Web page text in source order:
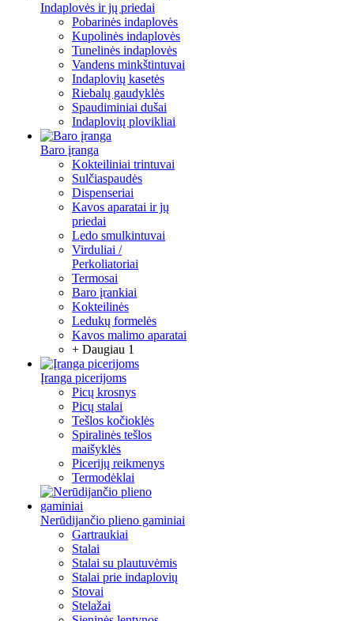
Indaplovės ir jų priedai
Pobarinės indaplovės
Kupolinės indaplovės
Tunelinės indaplovės
Vandens minkštintuvai
Indaplovių kasetės
Riebalų gaudyklės
Spaudiminiai dušai
Indaplovių plovikliai
Baro įranga
Kokteiliniai trintuvai
Sulčiaspaudės
Dispenseriai
Kavos aparatai ir jų
priedai
Ledo smulkintuvai
Virduliai /
Perkoliatoriai
Termosai
Baro įrankiai
Kokteilinės
Ledukų formelės
Kavos malimo aparatai
+ Daugiau 1
Įranga picerijoms
Picų krosnys
Picų stalai
Tešlos kočioklės
Spiralinės tešlos
maišyklės
Picerijų reikmenys
Termodėklai
Nerūdijančio plieno gaminiai
Gartraukiai
Stalai
Stalai su plautuvėmis
Stalai prie indaplovių
Stovai
Stelažai